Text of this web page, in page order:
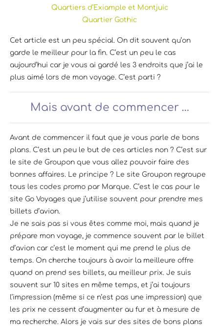
Quartiers d’Exiample et Montjuic
Quartier Gothic
Cet article est un peu spécial. On dit souvent qu’on
garde le meilleur pour la fin. C’est un peu le cas
aujourd’hui car je vous ai gardé les 3 endroits que j’ai le
plus aimé lors de mon voyage. C’est parti ?
Mais avant de commencer …
Avant de commencer il faut que je vous parle de bons
plans. C’est un peu le but de ces articles non ? C’est sur
le site de Groupon que vous allez pouvoir faire des
bonnes affaires. Le principe ? Le site Groupon regroupe
tous les codes promo par Marque. C’est le cas pour le
site Go Voyages que j’utilise souvent pour prendre mes
billets d’avion.
Je ne sais pas si vous êtes comme moi, mais quand je
prépare mon voyage, je commence souvent par le billet
d’avion car c’est le moment qui me prend le plus de
temps. On cherche toujours à avoir la meilleure offre
quand on prend ses billets, au meilleur prix. Je suis
souvent sur 10 sites en même temps, et j’ai toujours
l’impression (même si ce n’est pas une impression) que
les prix ne cessent d’augmenter au fur et à mesure de
ma recherche. Alors je vais sur des sites de bons plans